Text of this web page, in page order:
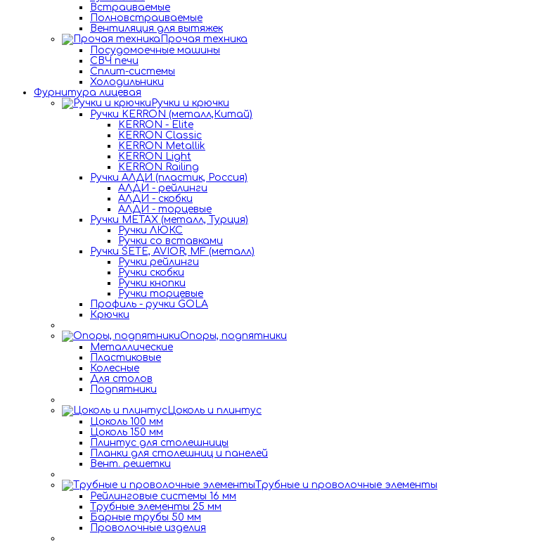
Встраиваемые
Полновстраиваемые
Вентиляция для вытяжек
Прочая техника
Посудомоечные машины
СВЧ печи
Сплит-системы
Холодильники
Фурнитура лицевая
Ручки и крючки
Ручки KERRON (металл,Китай)
KERRON - Elite
KERRON Classic
KERRON Metallik
KERRON Light
KERRON Railing
Ручки АЛДИ (пластик, Россия)
АЛДИ - рейлинги
АЛДИ - скобки
АЛДИ - торцевые
Ручки METAX (металл, Турция)
Ручки ЛЮКС
Ручки со вставками
Ручки SETE, AVIOR, MF (металл)
Ручки рейлинги
Ручки скобки
Ручки кнопки
Ручки торцевые
Профиль - ручки GOLA
Крючки
Опоры, подпятники
Металлические
Пластиковые
Колесные
Для столов
Подпятники
Цоколь и плинтус
Цоколь 100 мм
Цоколь 150 мм
Плинтус для столешницы
Планки для столешниц и панелей
Вент. решетки
Трубные и проволочные элементы
Рейлинговые системы 16 мм
Трубные элементы 25 мм
Барные трубы 50 мм
Проволочные изделия